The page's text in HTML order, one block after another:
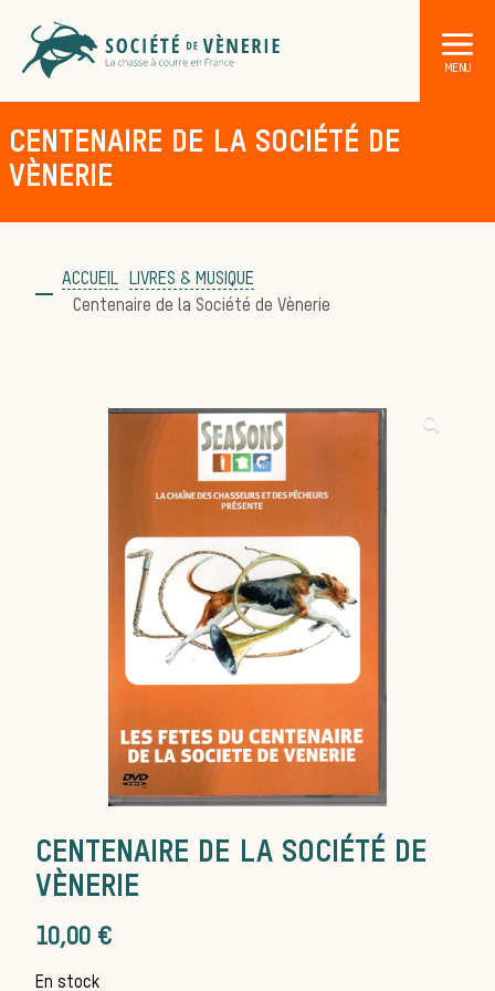
DÉCOUVRIR LA CHASSE À COURRE
sauvages
Les chiens de
meute
Les chevaux
de chasse
CENTENAIRE DE LA SOCIÉTÉ DE
VÈNERIE
ACCUEIL
LIVRES & MUSIQUE
Centenaire de la Société de Vènerie
CENTENAIRE DE LA SOCIÉTÉ DE
VÈNERIE
10,00 €
En stock